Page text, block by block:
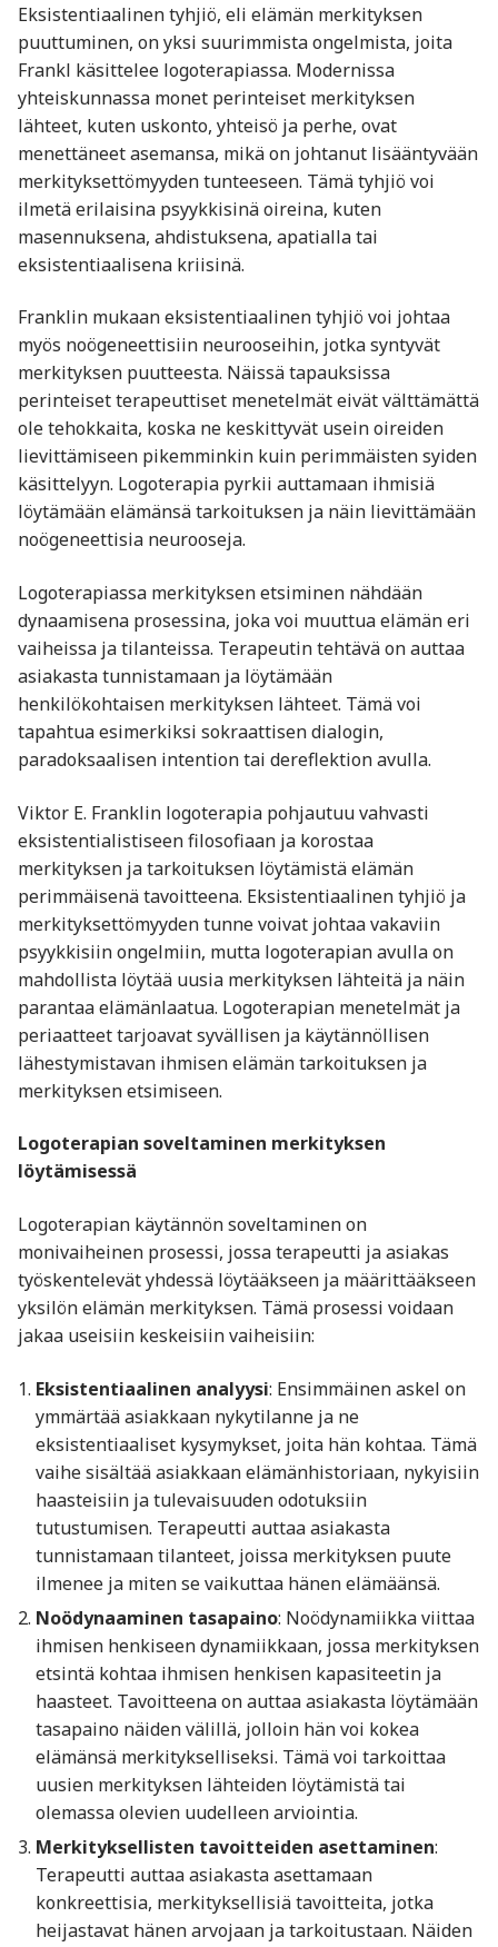
Eksistentiaalinen tyhjiö, eli elämän merkityksen
puuttuminen, on yksi suurimmista ongelmista, joita
Frankl käsittelee logoterapiassa. Modernissa
yhteiskunnassa monet perinteiset merkityksen
lähteet, kuten uskonto, yhteisö ja perhe, ovat
menettäneet asemansa, mikä on johtanut lisääntyvään
merkityksettömyyden tunteeseen. Tämä tyhjiö voi
ilmetä erilaisina psyykkisinä oireina, kuten
masennuksena, ahdistuksena, apatialla tai
eksistentiaalisena kriisinä.
Franklin mukaan eksistentiaalinen tyhjiö voi johtaa
myös noögeneettisiin neurooseihin, jotka syntyvät
merkityksen puutteesta. Näissä tapauksissa
perinteiset terapeuttiset menetelmät eivät välttämättä
ole tehokkaita, koska ne keskittyvät usein oireiden
lievittämiseen pikemminkin kuin perimmäisten syiden
käsittelyyn. Logoterapia pyrkii auttamaan ihmisiä
löytämään elämänsä tarkoituksen ja näin lievittämään
noögeneettisia neurooseja.
Logoterapiassa merkityksen etsiminen nähdään
dynaamisena prosessina, joka voi muuttua elämän eri
vaiheissa ja tilanteissa. Terapeutin tehtävä on auttaa
asiakasta tunnistamaan ja löytämään
henkilökohtaisen merkityksen lähteet. Tämä voi
tapahtua esimerkiksi sokraattisen dialogin,
paradoksaalisen intention tai dereflektion avulla.
Viktor E. Franklin logoterapia pohjautuu vahvasti
eksistentialistiseen filosofiaan ja korostaa
merkityksen ja tarkoituksen löytämistä elämän
perimmäisenä tavoitteena. Eksistentiaalinen tyhjiö ja
merkityksettömyyden tunne voivat johtaa vakaviin
psyykkisiin ongelmiin, mutta logoterapian avulla on
mahdollista löytää uusia merkityksen lähteitä ja näin
parantaa elämänlaatua. Logoterapian menetelmät ja
periaatteet tarjoavat syvällisen ja käytännöllisen
lähestymistavan ihmisen elämän tarkoituksen ja
merkityksen etsimiseen.
Logoterapian soveltaminen merkityksen
löytämisessä
Logoterapian käytännön soveltaminen on
monivaiheinen prosessi, jossa terapeutti ja asiakas
työskentelevät yhdessä löytääkseen ja määrittääkseen
yksilön elämän merkityksen. Tämä prosessi voidaan
jakaa useisiin keskeisiin vaiheisiin:
Eksistentiaalinen analyysi: Ensimmäinen askel on
ymmärtää asiakkaan nykytilanne ja ne
eksistentiaaliset kysymykset, joita hän kohtaa. Tämä
vaihe sisältää asiakkaan elämänhistoriaan, nykyisiin
haasteisiin ja tulevaisuuden odotuksiin
tutustumisen. Terapeutti auttaa asiakasta
tunnistamaan tilanteet, joissa merkityksen puute
ilmenee ja miten se vaikuttaa hänen elämäänsä.
Noödynaaminen tasapaino: Noödynamiikka viittaa
ihmisen henkiseen dynamiikkaan, jossa merkityksen
etsintä kohtaa ihmisen henkisen kapasiteetin ja
haasteet. Tavoitteena on auttaa asiakasta löytämään
tasapaino näiden välillä, jolloin hän voi kokea
elämänsä merkitykselliseksi. Tämä voi tarkoittaa
uusien merkityksen lähteiden löytämistä tai
olemassa olevien uudelleen arviointia.
Merkityksellisten tavoitteiden asettaminen:
Terapeutti auttaa asiakasta asettamaan
konkreettisia, merkityksellisiä tavoitteita, jotka
heijastavat hänen arvojaan ja tarkoitustaan. Näiden